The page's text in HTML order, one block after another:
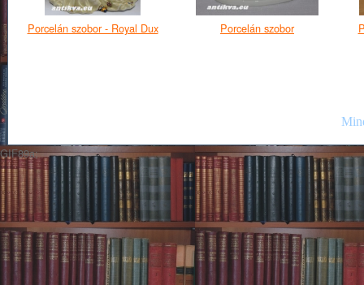
Porcelán szobor - Royal Dux Porcelán szobor
GIF89a;